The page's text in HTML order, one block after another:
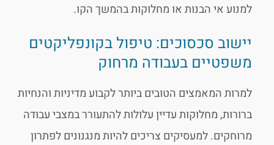
למנוע אי הבנות או מחלוקות בהמשך הקו.
יישוב סכסוכים: טיפול בקונפליקטים
משפטיים בעבודה מרחוק
למרות המאמצים הטובים ביותר לקבוע מדיניות והנחיות
ברורות, מחלוקות עדיין עלולות להתעורר במצבי עבודה
מרוחקים. למעסיקים צריכים להיות מנגנונים לפתרון